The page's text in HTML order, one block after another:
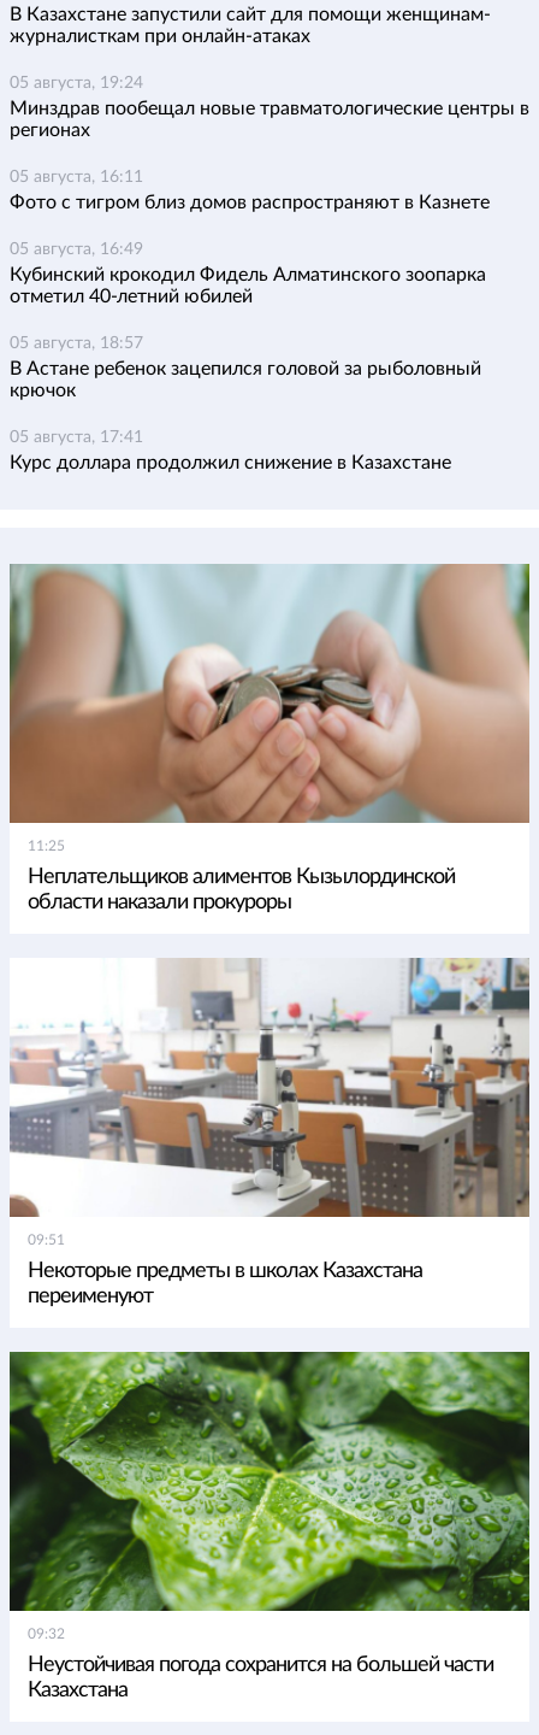
В Казахстане запустили сайт для помощи женщинам-
журналисткам при онлайн-атаках
05 августа, 19:24
Минздрав пообещал новые травматологические центры в
регионах
05 августа, 16:11
Фото с тигром близ домов распространяют в Казнете
05 августа, 16:49
Кубинский крокодил Фидель Алматинского зоопарка
отметил 40-летний юбилей
05 августа, 18:57
В Астане ребенок зацепился головой за рыболовный
крючок
05 августа, 17:41
Курс доллара продолжил снижение в Казахстане
11:25
Неплательщиков алиментов Кызылординской
области наказали прокуроры
09:51
Некоторые предметы в школах Казахстана
переименуют
09:32
Неустойчивая погода сохранится на большей части
Казахстана